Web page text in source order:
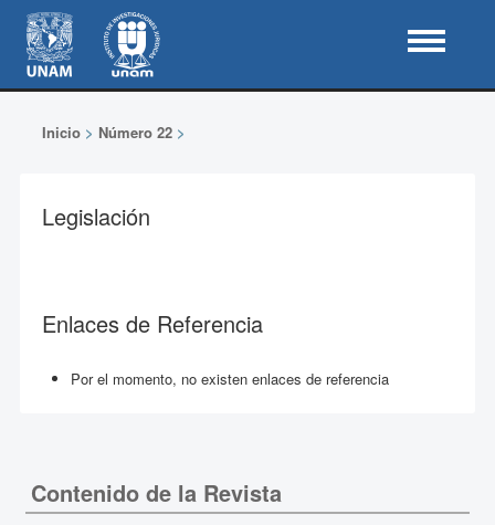
Inicio> Número 22>
Legislación
Enlaces de Referencia
Por el momento, no existen enlaces de referencia
Contenido de la Revista